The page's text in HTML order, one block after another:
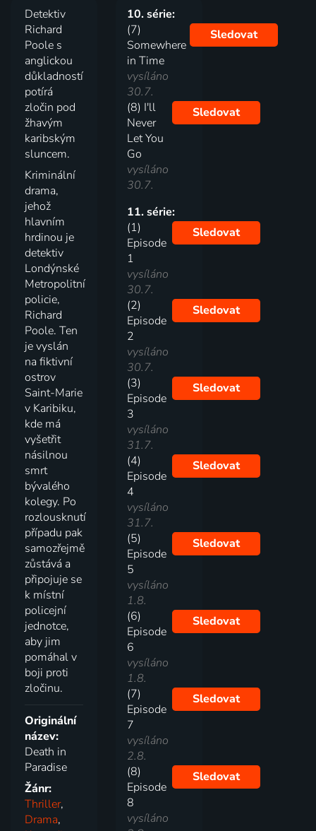
Detektiv
Richard
Poole s
anglickou
důkladností
potírá
zločin pod
žhavým
karibským
sluncem.
Kriminální
drama,
jehož
hlavním
hrdinou je
detektiv
Londýnské
Metropolitní
policie,
Richard
Poole. Ten
je vyslán
na fiktivní
ostrov
Saint-Marie
v Karibiku,
kde má
vyšetřit
násilnou
smrt
bývalého
kolegy. Po
rozlousknutí
případu pak
samozřejmě
zůstává a
připojuje se
k místní
policejní
jednotce,
aby jim
pomáhal v
boji proti
zločinu.
Originální
název:
Death in
Paradise
Žánr:
Thriller,
Drama,
10. série:
(7)
Somewhere
in Time
vysíláno
30.7.
Sledovat
(8) I'll
Never
Let You
Go
vysíláno
30.7.
Sledovat
11. série:
(1)
Episode
1
vysíláno
30.7.
Sledovat
(2)
Episode
2
vysíláno
30.7.
Sledovat
(3)
Episode
3
vysíláno
31.7.
Sledovat
(4)
Episode
4
vysíláno
31.7.
Sledovat
(5)
Episode
5
vysíláno
1.8.
Sledovat
(6)
Episode
6
vysíláno
1.8.
Sledovat
(7)
Episode
7
vysíláno
2.8.
Sledovat
(8)
Episode
8
vysíláno
Sledovat